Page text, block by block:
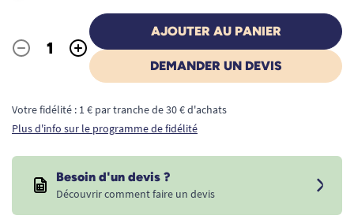
Quantité
- +
AJOUTER AU PANIER
DEMANDER UN DEVIS
Votre fidélité : 1 € par tranche de 30 € d'achats
Plus d'info sur le programme de fidélité
Besoin d'un devis ?
Découvrir comment faire un devis